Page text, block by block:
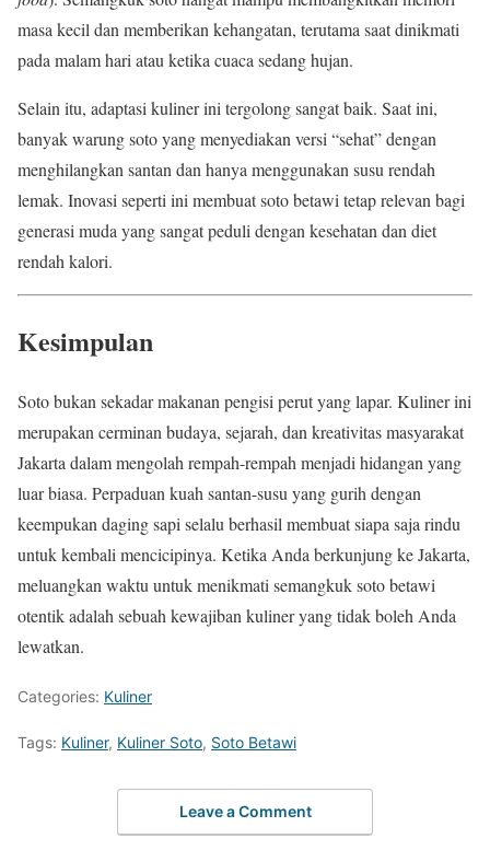
masa kecil dan memberikan kehangatan, terutama saat dinikmati
pada malam hari atau ketika cuaca sedang hujan.
Selain itu, adaptasi kuliner ini tergolong sangat baik. Saat ini,
banyak warung soto yang menyediakan versi “sehat” dengan
menghilangkan santan dan hanya menggunakan susu rendah
lemak. Inovasi seperti ini membuat soto betawi tetap relevan bagi
generasi muda yang sangat peduli dengan kesehatan dan diet
rendah kalori.
Kesimpulan
Soto bukan sekadar makanan pengisi perut yang lapar. Kuliner ini
merupakan cerminan budaya, sejarah, dan kreativitas masyarakat
Jakarta dalam mengolah rempah-rempah menjadi hidangan yang
luar biasa. Perpaduan kuah santan-susu yang gurih dengan
keempukan daging sapi selalu berhasil membuat siapa saja rindu
untuk kembali mencicipinya. Ketika Anda berkunjung ke Jakarta,
meluangkan waktu untuk menikmati semangkuk soto betawi
otentik adalah sebuah kewajiban kuliner yang tidak boleh Anda
lewatkan.
Categories: Kuliner
Tags: Kuliner, Kuliner Soto, Soto Betawi
Leave a Comment